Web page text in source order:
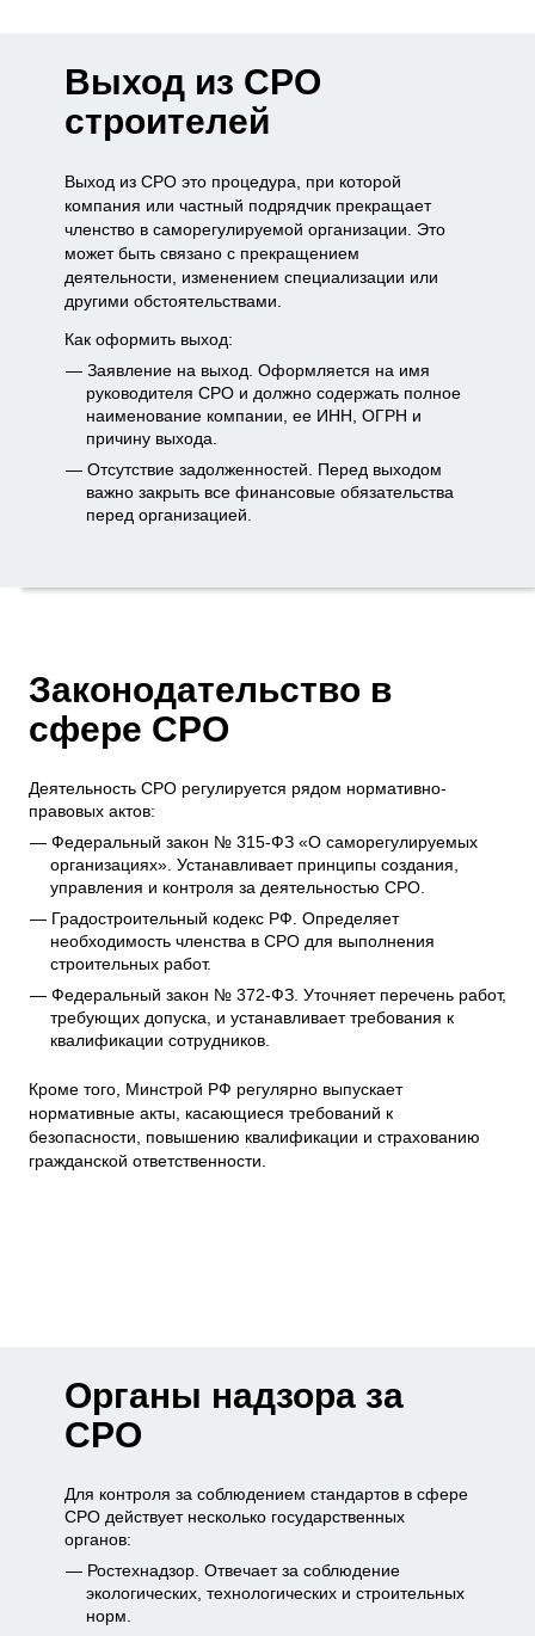
Выход из СРО
строителей
Выход из СРО это процедура, при которой
компания или частный подрядчик прекращает
членство в саморегулируемой организации. Это
может быть связано с прекращением
деятельности, изменением специализации или
другими обстоятельствами.
Как оформить выход:
Заявление на выход. Оформляется на имя
руководителя СРО и должно содержать полное
наименование компании, ее ИНН, ОГРН и
причину выхода.
Отсутствие задолженностей. Перед выходом
важно закрыть все финансовые обязательства
перед организацией.
Законодательство в
сфере СРО
Деятельность СРО регулируется рядом нормативно-
правовых актов:
Федеральный закон № 315-ФЗ «О саморегулируемых
организациях». Устанавливает принципы создания,
управления и контроля за деятельностью СРО.
Градостроительный кодекс РФ. Определяет
необходимость членства в СРО для выполнения
строительных работ.
Федеральный закон № 372-ФЗ. Уточняет перечень работ,
требующих допуска, и устанавливает требования к
квалификации сотрудников.
Кроме того, Минстрой РФ регулярно выпускает
нормативные акты, касающиеся требований к
безопасности, повышению квалификации и страхованию
гражданской ответственности.
Органы надзора за
СРО
Для контроля за соблюдением стандартов в сфере
СРО действует несколько государственных
органов:
Ростехнадзор. Отвечает за соблюдение
экологических, технологических и строительных
норм.